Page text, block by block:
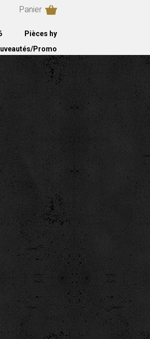
Panier
Pièces hy
Promo